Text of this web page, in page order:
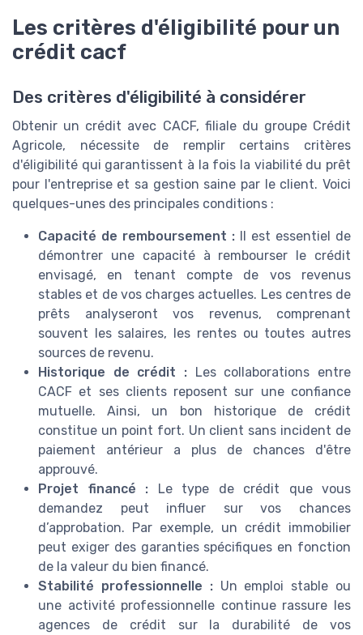
Les critères d'éligibilité pour un
crédit cacf
Des critères d'éligibilité à considérer
Obtenir un crédit avec CACF, filiale du groupe Crédit
Agricole, nécessite de remplir certains critères
d'éligibilité qui garantissent à la fois la viabilité du prêt
pour l'entreprise et sa gestion saine par le client. Voici
quelques-unes des principales conditions :
Capacité de remboursement :
Il est essentiel de
démontrer une capacité à rembourser le crédit
envisagé, en tenant compte de vos revenus
stables et de vos charges actuelles. Les centres de
prêts analyseront vos revenus, comprenant
souvent les salaires, les rentes ou toutes autres
sources de revenu.
Historique de crédit :
Les collaborations entre
CACF et ses clients reposent sur une confiance
mutuelle. Ainsi, un bon historique de crédit
constitue un point fort. Un client sans incident de
paiement antérieur a plus de chances d'être
approuvé.
Projet financé :
Le type de crédit que vous
demandez peut influer sur vos chances
d’approbation. Par exemple, un crédit immobilier
peut exiger des garanties spécifiques en fonction
de la valeur du bien financé.
Stabilité professionnelle : Un emploi stable ou
une activité professionnelle continue rassure les
agences de crédit sur la durabilité de vos